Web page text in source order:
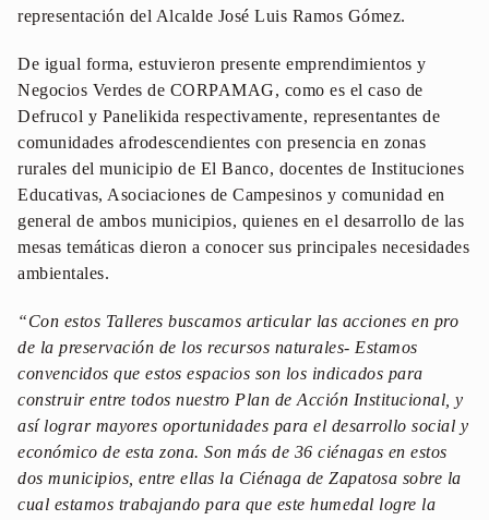
representación del Alcalde José Luis Ramos Gómez.
De igual forma, estuvieron presente emprendimientos y
Negocios Verdes de CORPAMAG, como es el caso de
Defrucol y Panelikida respectivamente, representantes de
comunidades afrodescendientes con presencia en zonas
rurales del municipio de El Banco, docentes de Instituciones
Educativas, Asociaciones de Campesinos y comunidad en
general de ambos municipios, quienes en el desarrollo de las
mesas temáticas dieron a conocer sus principales necesidades
ambientales.
“Con estos Talleres buscamos articular las acciones en pro
de la preservación de los recursos naturales- Estamos
convencidos que estos espacios son los indicados para
construir entre todos nuestro Plan de Acción Institucional, y
así lograr mayores oportunidades para el desarrollo social y
económico de esta zona. Son más de 36 ciénagas en estos
dos municipios, entre ellas la Ciénaga de Zapatosa sobre la
cual estamos trabajando para que este humedal logre la